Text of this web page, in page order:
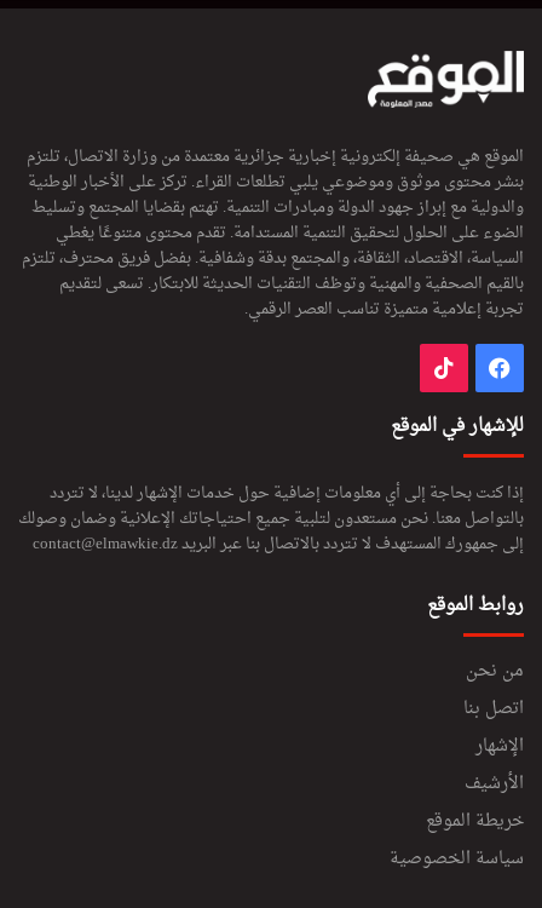
الموقع هي صحيفة إلكترونية إخبارية جزائرية معتمدة من وزارة الاتصال، تلتزم
بنشر محتوى موثوق وموضوعي يلبي تطلعات القراء. تركز على الأخبار الوطنية
والدولية مع إبراز جهود الدولة ومبادرات التنمية. تهتم بقضايا المجتمع وتسليط
الضوء على الحلول لتحقيق التنمية المستدامة. تقدم محتوى متنوعًا يغطي
السياسة، الاقتصاد، الثقافة، والمجتمع بدقة وشفافية. بفضل فريق محترف، تلتزم
بالقيم الصحفية والمهنية وتوظف التقنيات الحديثة للابتكار. تسعى لتقديم
تجربة إعلامية متميزة تناسب العصر الرقمي.
فيسبوك
للإشهار في الموقع
إذا كنت بحاجة إلى أي معلومات إضافية حول خدمات الإشهار لدينا، لا تتردد
بالتواصل معنا. نحن مستعدون لتلبية جميع احتياجاتك الإعلانية وضمان وصولك
إلى جمهورك المستهدف لا تتردد بالاتصال بنا عبر البريدcontact@elmawkie.dz
روابط الموقع
من نحن
اتصل بنا
الإشهار
الأرشيف
خريطة الموقع
سياسة الخصوصية